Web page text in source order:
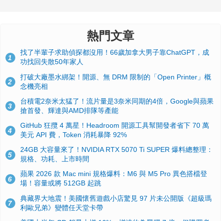
熱門文章
1
找了半輩子求助偵探都沒用！66歲加拿大男子靠ChatGPT，成
功找回失散50年家人
2
打破大廠墨水綁架！開源、無 DRM 限制的「Open Printer」概
念機亮相
3
台積電2奈米太猛了！流片量是3奈米同期的4倍，Google與蘋果
搶首發、輝達與AMD排隊等產能
4
GitHub 狂攬 4 萬星！Headroom 開源工具幫開發者省下 70 萬
美元 API 費，Token 消耗暴降 92%
5
24GB 大容量來了！NVIDIA RTX 5070 Ti SUPER 爆料總整理：
規格、功耗、上市時間
6
蘋果 2026 款 Mac mini 規格爆料：M6 與 M5 Pro 異色搭檔登
場！容量或將 512GB 起跳
7
典藏界大地震！美國懷舊遊戲小店驚見 97 片未公開版《超級瑪
利歐兄弟》變體任天堂卡帶